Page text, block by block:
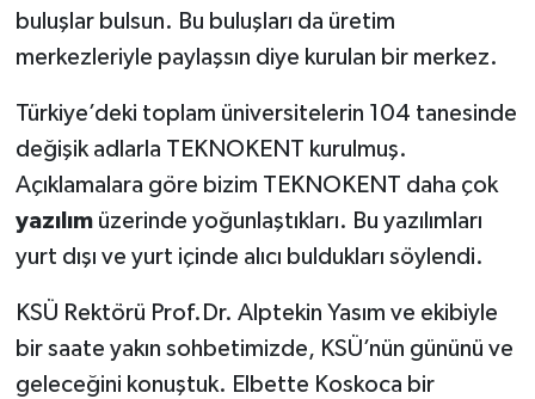
buluşlar bulsun. Bu buluşları da üretim
merkezleriyle paylaşsın diye kurulan bir merkez.
Türkiye’deki toplam üniversitelerin 104 tanesinde
değişik adlarla TEKNOKENT kurulmuş.
Açıklamalara göre bizim TEKNOKENT daha çok
yazılımüzerinde yoğunlaştıkları. Bu yazılımları
yurt dışı ve yurt içinde alıcı buldukları söylendi.
KSÜ Rektörü Prof.Dr. Alptekin Yasım ve ekibiyle
bir saate yakın sohbetimizde, KSÜ’nün gününü ve
geleceğini konuştuk. Elbette Koskoca bir